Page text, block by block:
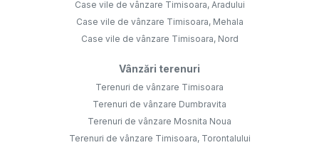
Case vile de vânzare Timisoara, Aradului
Case vile de vânzare Timisoara, Mehala
Case vile de vânzare Timisoara, Nord
Vânzări terenuri
Terenuri de vânzare Timisoara
Terenuri de vânzare Dumbravita
Terenuri de vânzare Mosnita Noua
Terenuri de vânzare Timisoara, Torontalului